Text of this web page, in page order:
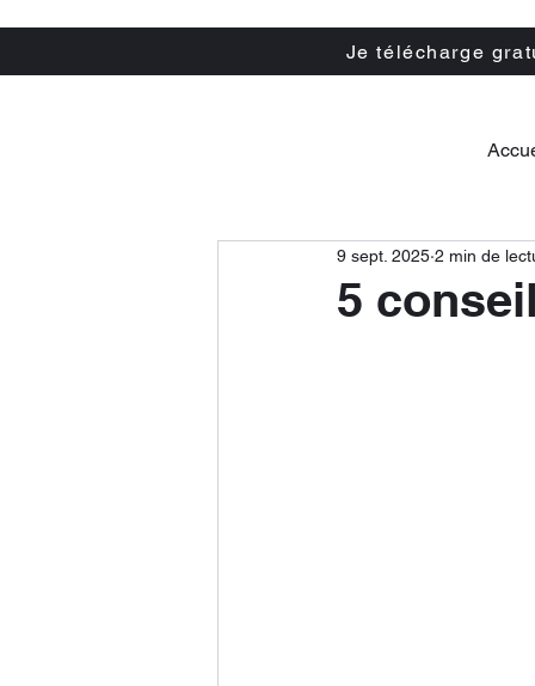
Je télécharge
5
9 sept. 2025 2 min de